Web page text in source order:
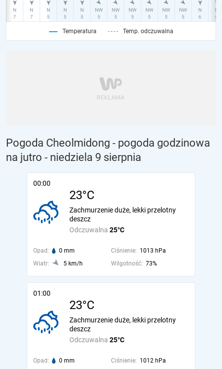
Temperatura Temp. odczuwalna
Pogoda Cheolmidong - pogoda godzinowa
na jutro - niedziela 9 sierpnia
00:00
23°C
Odczuwalna 25°C
Zachmurzenie duże, lekki przelotny
deszcz
Opad: 0 mm Ciśnienie: 1013 hPa
Wiatr:
5 km/h Wilgotność: 73%
01:00
23°C
Odczuwalna 25°C
Zachmurzenie duże, lekki przelotny
deszcz
Opad: 0 mm Ciśnienie: 1012 hPa